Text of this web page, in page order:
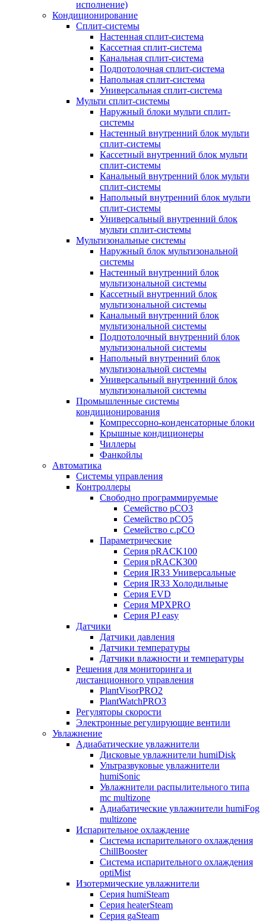
исполнение)
Кондиционирование
Сплит-системы
Настенная сплит-система
Кассетная сплит-система
Канальная сплит-система
Подпотолочная сплит-система
Напольная сплит-система
Универсальная сплит-система
Мульти сплит-системы
Наружный блоки мульти сплит-
системы
Настенный внутренний блок мульти
сплит-системы
Кассетный внутренний блок мульти
сплит-системы
Канальный внутренний блок мульти
сплит-системы
Напольный внутренний блок мульти
сплит-системы
Универсальный внутренний блок
мульти сплит-системы
Мультизональные системы
Наружный блок мультизональной
системы
Настенный внутренний блок
мультизональной системы
Кассетный внутренний блок
мультизональной системы
Канальный внутренний блок
мультизональной системы
Подпотолочный внутренний блок
мультизональной системы
Напольный внутренний блок
мультизональной системы
Универсальный внутренний блок
мультизональной системы
Промышленные системы
кондиционирования
Компрессорно-конденсаторные блоки
Крышные кондиционеры
Чиллеры
Фанкойлы
Автоматика
Системы управления
Контроллеры
Свободно программируемые
Семейство pCO3
Семейство pCO5
Семейство c.pCO
Параметрические
Серия pRACK100
Серия pRACK300
Серия IR33 Универсальные
Серия IR33 Холодильные
Серия EVD
Серия MPXPRO
Серия PJ easy
Датчики
Датчики давления
Датчики температуры
Датчики влажности и температуры
Решения для мониторинга и
дистанционного управления
PlantVisorPRO2
PlantWatchPRO3
Регуляторы скорости
Электронные регулирующие вентили
Увлажнение
Адиабатические увлажнители
Дисковые увлажнители humiDisk
Ультразвуковые увлажнители
humiSonic
Увлажнители распылительного типа
mc multizone
Адиабатические увлажнители humiFog
multizone
Испарительное охлаждение
Система испарительного охлаждения
ChillBooster
Система испарительного охлаждения
optiMist
Изотермические увлажнители
Серия humiSteam
Серия heaterSteam
Серия gaSteam